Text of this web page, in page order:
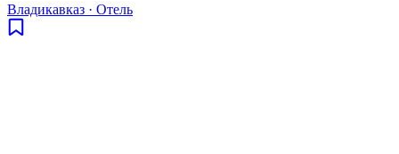
Владикавказ · Отель